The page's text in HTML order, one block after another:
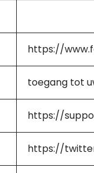
https://
toegang tot
https://
https://